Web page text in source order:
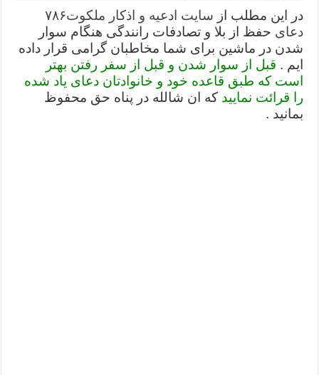
دعای روزی و رفع فقر – دعای مجرب برای گشایش مالی و برکت در کار
دعای قوی برای حاجات دنیا و آخرت – حاجت روایی و رفع مشکلات
ختم سوره تکاثر برای جذب ثروت – خواص و برکات سوره تکاثر
دعا قدرت و توانمندی – دعا برای افزایش انرژی بدن و قدرت بازو
در این مطلب از سایت ادعیه و اذکار ملکوت۷۸۶
دعای حفظ از بلا و تصادفات رانندگی هنگام سوار
شدن در ماشین برای شما مخاطبان گرامی قرار داده
ایم . قبل از سوار شدن و قبل از سفر رفتن بهتر
است که طبق قاعده خود و خانوادتان دعای یاد شده
را قرائت نمایید که ان شالله در پناه حق محفوظ
بمانید .